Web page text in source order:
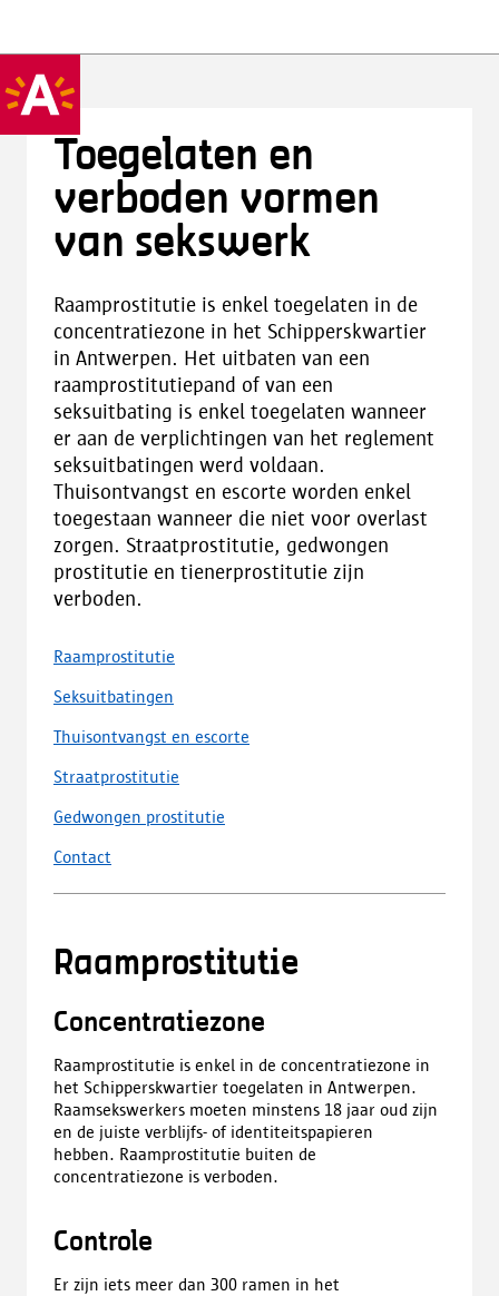
Toegelaten en
verboden vormen
van sekswerk
Raamprostitutie is enkel toegelaten in de
concentratiezone in het Schipperskwartier
in Antwerpen. Het uitbaten van een
raamprostitutiepand of van een
seksuitbating is enkel toegelaten wanneer
er aan de verplichtingen van het reglement
seksuitbatingen werd voldaan.
Thuisontvangst en escorte worden enkel
toegestaan wanneer die niet voor overlast
zorgen. Straatprostitutie, gedwongen
prostitutie en tienerprostitutie zijn
verboden.
Raamprostitutie
Seksuitbatingen
Thuisontvangst en escorte
Straatprostitutie
Gedwongen prostitutie
Contact
Raamprostitutie
Concentratiezone
Raamprostitutie is enkel in de concentratiezone in
het Schipperskwartier toegelaten in Antwerpen.
Raamsekswerkers moeten minstens 18 jaar oud zijn
en de juiste verblijfs- of identiteitspapieren
hebben. Raamprostitutie buiten de
concentratiezone is verboden.
Controle
Er zijn iets meer dan 300 ramen in het